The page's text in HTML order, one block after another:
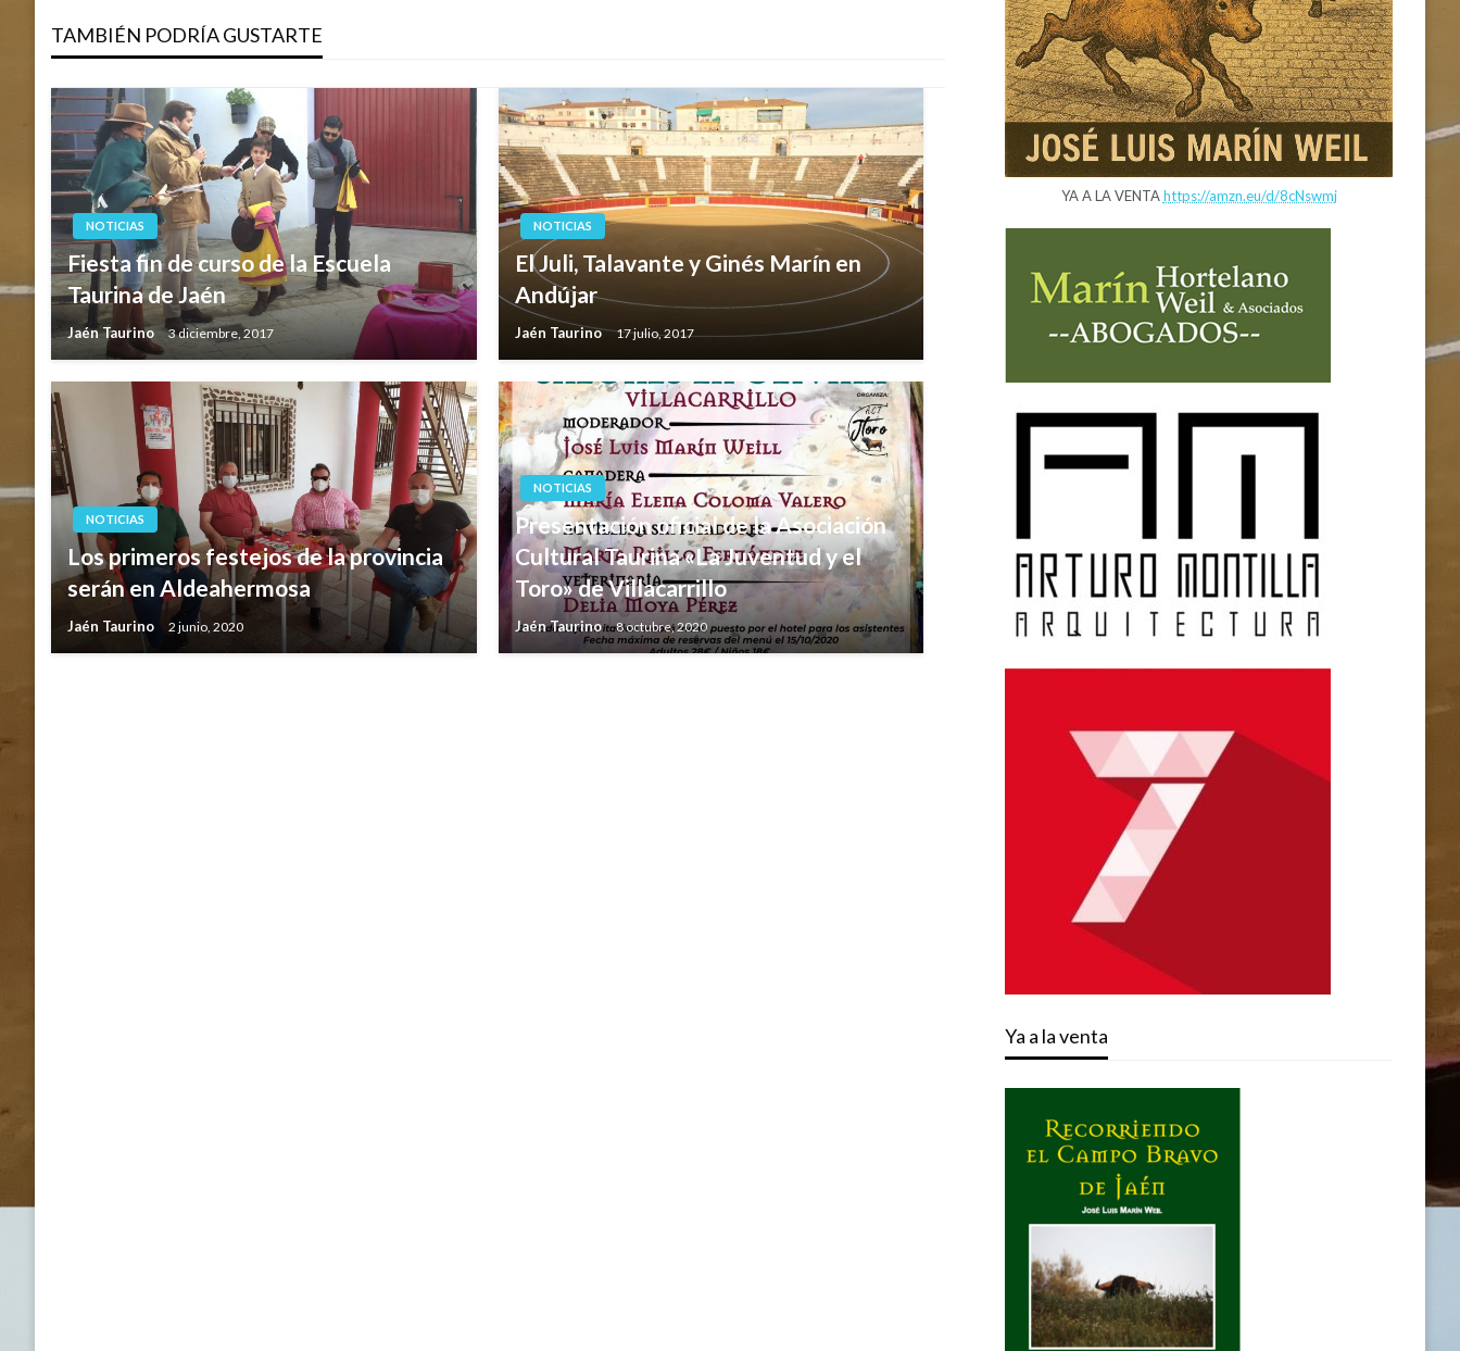
entradas
TAMBIÉN PODRÍA GUSTARTE
NOTICIAS
Fiesta fin de curso de la Escuela
Taurina de Jaén
Jaén Taurino 3 diciembre, 2017
NOTICIAS
El Juli, Talavante y Ginés Marín en
Andújar
Jaén Taurino 17 julio, 2017
NOTICIAS
Los primeros festejos de la provincia
serán en Aldeahermosa
Jaén Taurino 2 junio, 2020
NOTICIAS
Presentación oficial de la Asociación
Cultural Taurina «La Juventud y el
Toro» de Villacarrillo
Jaén Taurino 8 octubre, 2020
YA A LA VENTAhttps://amzn.eu/d/8cNswmj
Ya a la venta